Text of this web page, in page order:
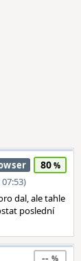
80
dal, ale tahle
poslední
--